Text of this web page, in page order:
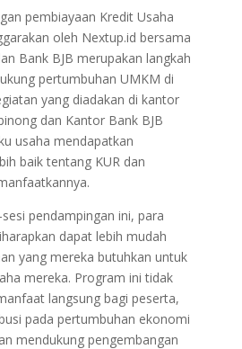
pembiayaan Kredit Usaha
oleh Nextup.id bersama
Bank BJB merupakan langkah
pertumbuhan UMKM di
yang diadakan di kantor
dan Kantor Bank BJB
usaha mendapatkan
baik tentang KUR dan
pendampingan ini, para
dapat lebih mudah
yang mereka butuhkan untuk
mereka. Program ini tidak
langsung bagi peserta,
pada pertumbuhan ekonomi
mendukung pengembangan